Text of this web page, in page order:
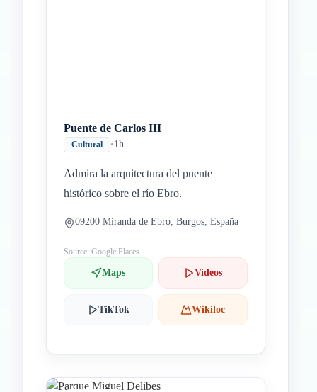
Puente de Carlos III
Cultural •1h
Admira la arquitectura del puente
histórico sobre el río Ebro.
09200 Miranda de Ebro, Burgos, España
Source: Google Places
Maps Videos
TikTok Wikiloc